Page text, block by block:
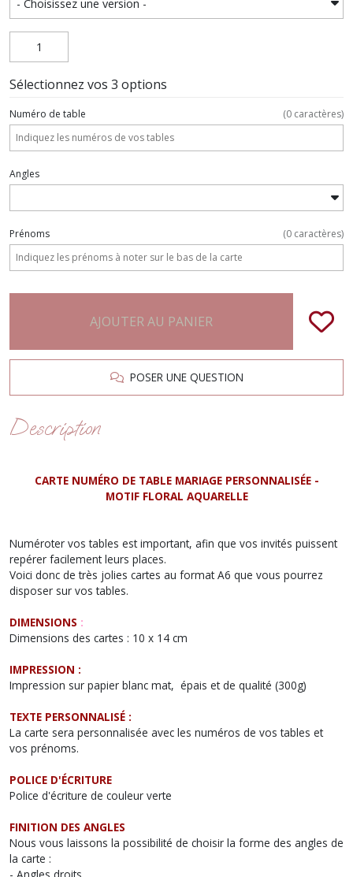
Sélectionnez vos 3 options
Numéro de table (0 caractères)
Angles
Prénoms (0 caractères)
AJOUTER AU PANIER
POSER UNE QUESTION
Description
CARTE NUMÉRO DE TABLE MARIAGE PERSONNALISÉE -
MOTIF FLORAL AQUARELLE
Numéroter vos tables est important, afin que vos invités puissent
repérer facilement leurs places.
Voici donc de très jolies cartes au format A6 que vous pourrez
disposer sur vos tables.
DIMENSIONS :
Dimensions des cartes : 10 x 14 cm
IMPRESSION :
Impression sur papier blanc mat, épais et de qualité (300g)
TEXTE PERSONNALISÉ :
La carte sera personnalisée avec les numéros de vos tables et
vos prénoms.
POLICE D'ÉCRITURE
Police d'écriture de couleur verte
FINITION DES ANGLES
Nous vous laissons la possibilité de choisir la forme des angles de
la carte :